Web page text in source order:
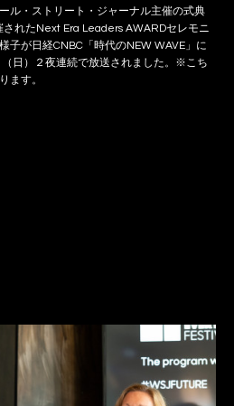
ル・ストリート・ジャーナル主催の式典
れたNext Era Leaders AWARDセレモニ
子が日経CNBC「時代のNEW WAVE」に
日）２夜連続で放送されました。※こち
ます。